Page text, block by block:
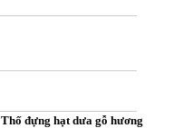
Thố đựng hạt dưa gỗ hương